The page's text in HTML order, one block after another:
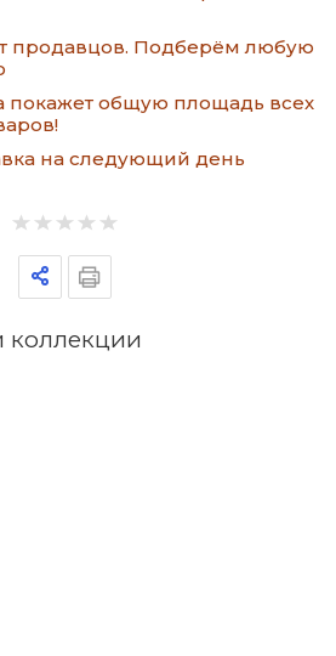
продавцов. Подберём любую
покажет общую площадь всех
на следующий день
коллекции